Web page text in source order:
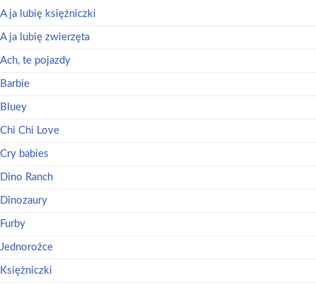
A ja lubię księżniczki
A ja lubię zwierzęta
Ach, te pojazdy
Barbie
Bluey
Chi Chi Love
Cry babies
Dino Ranch
Dinozaury
Furby
Jednorożce
Księżniczki